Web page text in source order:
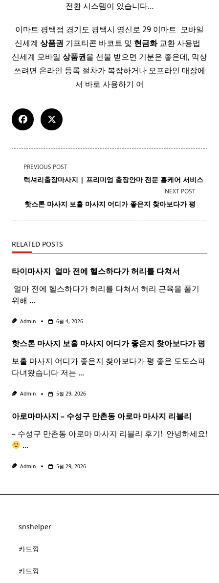
전환 시스템이 있습니다…
이마트 평택점 경기도 평택시 영신로 29 이마트 ​ 모바일
신세계 상품권 기프티콘 바코트 및 현금화교환 사용법 ​ ​
신세계 모바일 상품권을 선물 받으면 기분은 좋은데, 막상
쓰려면 온라인 등록 절차가 복잡하거나 오프라인 매장에
서 바로 사용하기 어
<span
class="nav-
screen-
text">Page</span>
PREVIOUS POST
럭셔리출장마사지 | 프리미엄 출장안마 전문 홈케어 서비스
NEXT POST
핫스톤 마사지 보홀 마사지 어디가 좋은지 찾아보다가 평
RELATED POSTS
타이마사지 ​ 얼마 전에 헬스하다가 허리를 다쳐서
​ 얼마 전에 헬스하다가 허리를 다쳐서 허리 근육을 풀기
위해 ...
Admin 6월 4, 2026
핫스톤 마사지 보홀 마사지 어디가 좋은지 찾아보다가 평
보홀 마사지 어디가 좋은지 찾아보다가 평 좋은 도도스파
다녀왔습니다 저는 ...
Admin 5월 29, 2026
아로마마사지 – 수성구 만촌동 아로마 마사지 리블리
– 수성구 만촌동 아로마 마사지 리블리 후기! ​ 안녕하세요!
...
Admin 5월 29, 2026
snshelper
카드깡
카드깡